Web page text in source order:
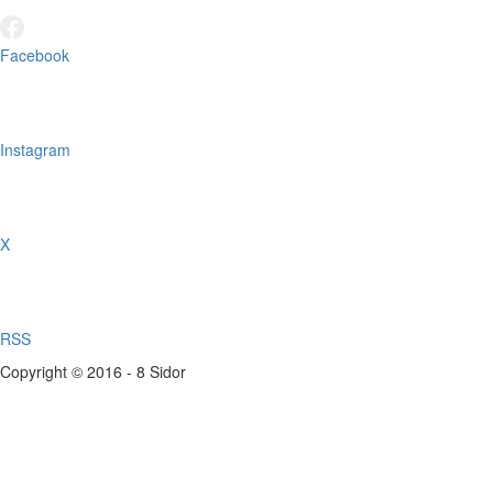
Facebook
Instagram
X
RSS
Copyright © 2016 - 8 Sidor